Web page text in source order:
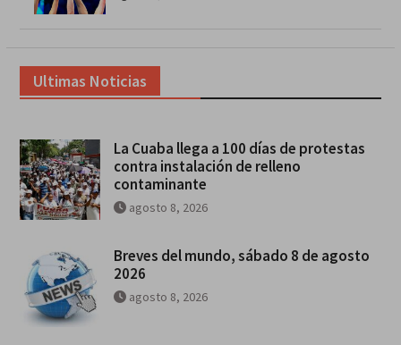
Ultimas Noticias
La Cuaba llega a 100 días de protestas
contra instalación de relleno
contaminante
agosto 8, 2026
Breves del mundo, sábado 8 de agosto
2026
agosto 8, 2026